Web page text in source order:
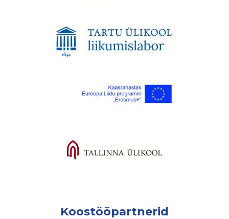
Koostööpartnerid